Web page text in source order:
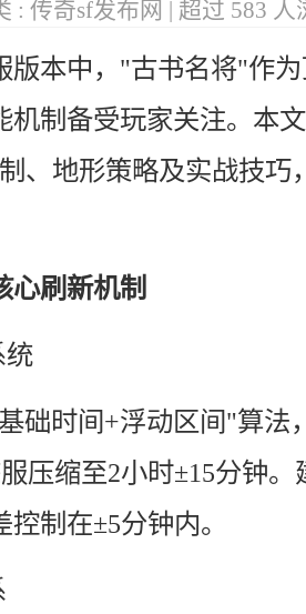
: 传奇sf发布网 | 超过 583 人
版本中，"古书名将"作
机制备受玩家关注。本
、地形策略及实战技
心刷新机制
统
础时间+浮动区间"算法
压缩至2小时±15分钟
制在±5分钟内。